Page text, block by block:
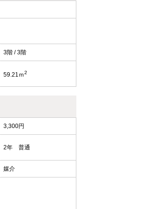
3階 / 3階
59.21ｍ2
3,300円
2年 普通
媒介